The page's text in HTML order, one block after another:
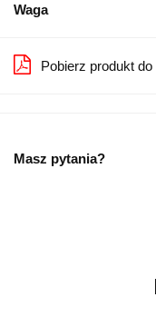
Waga
Pobierz produkt do
Masz pytania?